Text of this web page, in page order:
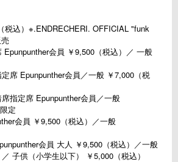
税込）※.ENDRECHERI. OFFICIAL "funk
Epunpunther会員 ￥9,500（税込）／ 一般
席 Epunpunther会員／一般 ￥7,000（税
指定席 Epunpunther会員／一般
定
会員 ￥9,500（税込）／一般
会員 大人 ￥9,500（税込）／一般
子供（小学生以下） ￥5,000（税込）